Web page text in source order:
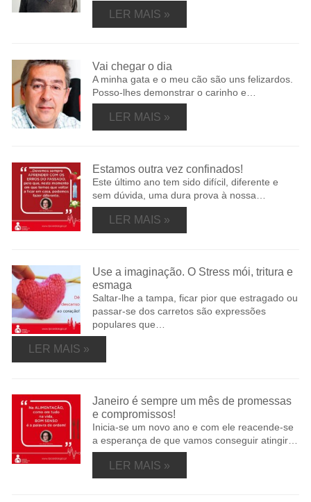
LER MAIS »
Vai chegar o dia
A minha gata e o meu cão são uns felizardos.
Posso-lhes demonstrar o carinho e…
LER MAIS »
Estamos outra vez confinados!
Este último ano tem sido difícil, diferente e
sem dúvida, uma dura prova à nossa…
LER MAIS »
Use a imaginação. O Stress mói, tritura e
esmaga
Saltar-lhe a tampa, ficar pior que estragado ou
passar-se dos carretos são expressões
populares que…
LER MAIS »
Janeiro é sempre um mês de promessas
e compromissos!
Inicia-se um novo ano e com ele reacende-se
a esperança de que vamos conseguir atingir…
LER MAIS »